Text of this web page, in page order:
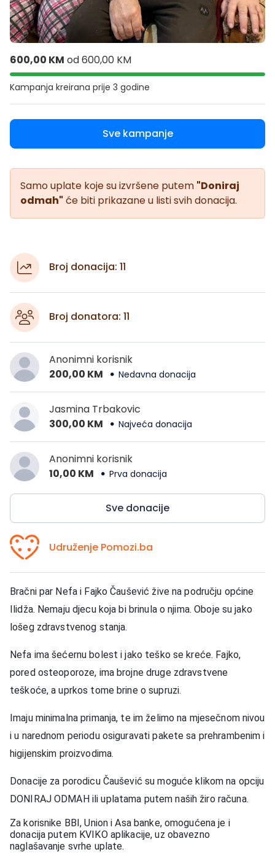
600,00 KM od600,00 KM
Kampanja kreirana prije 3 godine
Sve kampanje
Samo uplate koje su izvršene putem "Doniraj
odmah" će biti prikazane u listi svih donacija.
Broj donacija: 11
Broj donatora: 11
Anonimni korisnik
200,00 KM
Nedavna donacija
Jasmina Trbakovic
300,00 KM
Najveća donacija
Anonimni korisnik
10,00 KM
Prva donacija
Sve donacije
Udruženje Pomozi.ba
Bračni par Nefa i Fajko Čaušević žive na području općine
Ilidža. Nemaju djecu koja bi brinula o njima. Oboje su jako
lošeg zdravstvenog stanja.
Nefa ima šećernu bolest i jako teško se kreće. Fajko,
pored osteoporoze, ima brojne druge zdravstvene
teškoće, a uprkos tome brine o supruzi.
Imaju minimalna primanja, te im želimo na mjesečnom nivou
i u narednom periodu osiguravati pakete sa prehrambenim i
higijenskim proizvodima.
Donacije za porodicu Čaušević su moguće klikom na opciju
DONIRAJ ODMAH ili uplatama putem naših žiro računa.
Za korisnike BBI, Union i Asa banke, omogućena je i
donacija putem KVIKO aplikacije, uz obavezno
naglašavanje svrhe uplate.